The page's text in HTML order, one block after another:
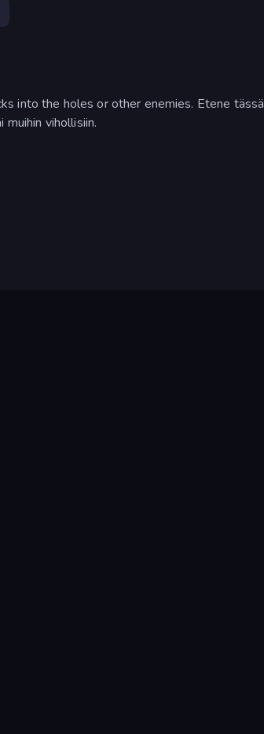
into the holes or other enemies. Etene tässä
vihollisiin.